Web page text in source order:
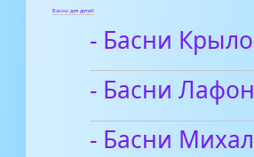
Басни для детей
- Басни
- Басни
- Басни